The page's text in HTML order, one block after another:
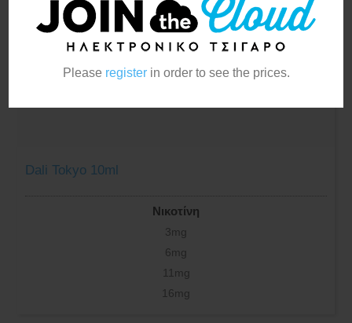
Please registerin order to see the prices.
Dali Tokyo 10ml
Νικοτίνη
3mg
6mg
11mg
16mg